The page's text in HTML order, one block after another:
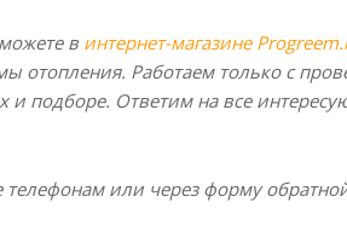
в интернет-магазине
отопления. Работаем только с
и подборе. Ответим на все
или через форму